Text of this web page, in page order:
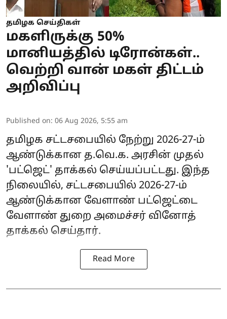
தமிழக செய்திகள்
மகளிருக்கு 50%
மானியத்தில் டிரோன்கள்..
வெற்றி வான் மகள் திட்டம்
அறிவிப்பு
Published on: 06 Aug 2026, 5:55 am
தமிழக சட்டசபையில் நேற்று 2026-27-ம்
ஆண்டுக்கான த.வெ.க. அரசின் முதல்
'பட்ஜெட்' தாக்கல் செய்யப்பட்டது. இந்த
நிலையில், சட்டசபையில் 2026-27-ம்
ஆண்டுக்கான வேளாண் பட்ஜெட்டை
வேளாண் துறை அமைச்சர் வினோத்
தாக்கல் செய்தார்.
Read More